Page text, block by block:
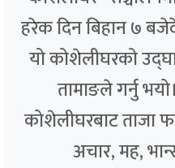
हरेक दिन बिहान ७
यो कोशेलीघरको
तामाङले गर्नु
कोशेलीघरबाट ताजा
अचार, मह,